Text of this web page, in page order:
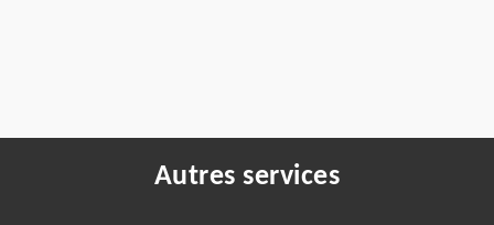
Autres services